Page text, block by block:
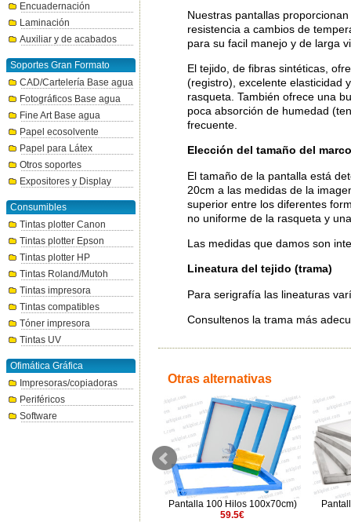
Encuadernación
Laminación
Auxiliar y de acabados
Soportes Gran Formato
CAD/Cartelería Base agua
Fotográficos Base agua
Fine Art Base agua
Papel ecosolvente
Papel para Látex
Otros soportes
Expositores y Display
Consumibles
Tintas plotter Canon
Tintas plotter Epson
Tintas plotter HP
Tintas Roland/Mutoh
Tintas impresora
Tintas compatibles
Tóner impresora
Tintas UV
Ofimática Gráfica
Impresoras/copiadoras
Periféricos
Software
Nuestras pantallas
resistencia a cambios de
para su facil manejo y de larga
El tejido, de fibras sintéticas,
(registro), excelente elasticidad
rasqueta. También ofrece una
poca absorción de humedad
frecuente.
Elección del tamaño del marco
El tamaño de la pantalla está
20cm a las medidas de la
superior entre los diferentes
no uniforme de la rasqueta y
Las medidas que damos son
Lineatura del tejido (trama)
Para serigrafía las lineaturas
Consultenos la trama más
Otras alternativas
Pantalla 62 Hilos (45x55cm)
Pantalla 100 Hilos 100x70cm)
59.5€